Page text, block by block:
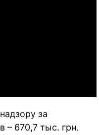
за
– 670,7 тыс. грн.